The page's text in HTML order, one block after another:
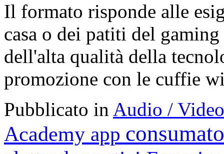
Il formato risponde alle
casa o dei patiti del
dell'alta qualità della
promozione con le cuffie
Pubblicato in Audio / Video
Academy app